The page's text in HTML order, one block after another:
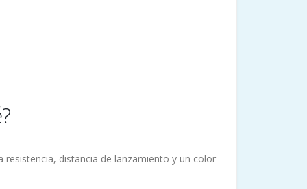
resistencia, distancia de lanzamiento y un color